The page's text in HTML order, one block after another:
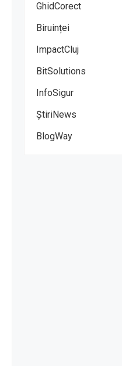
GhidCorect
Biruinței
ImpactCluj
BitSolutions
InfoSigur
ȘtiriNews
BlogWay